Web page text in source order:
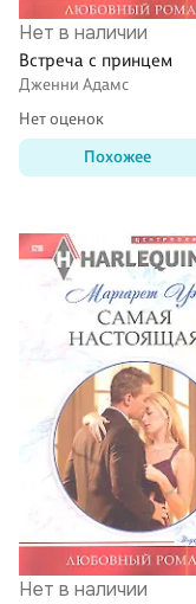
Нет в наличии
Встреча с принцем
Дженни Адамс
Нет оценок
Похожее
Нет в наличии